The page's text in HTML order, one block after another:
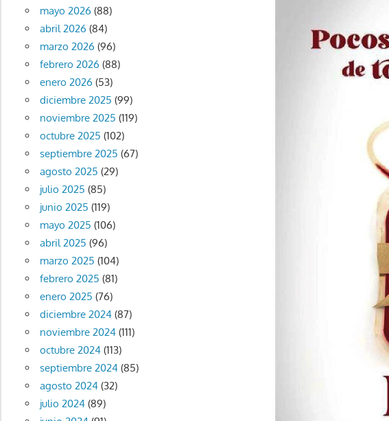
mayo 2026 (88)
abril 2026 (84)
marzo 2026 (96)
febrero 2026 (88)
enero 2026 (53)
diciembre 2025 (99)
noviembre 2025 (119)
octubre 2025 (102)
septiembre 2025 (67)
agosto 2025 (29)
julio 2025 (85)
junio 2025 (119)
mayo 2025 (106)
abril 2025 (96)
marzo 2025 (104)
febrero 2025 (81)
enero 2025 (76)
diciembre 2024(87)
noviembre 2024(111)
octubre 2024(113)
septiembre 2024(85)
agosto 2024(32)
julio 2024(89)